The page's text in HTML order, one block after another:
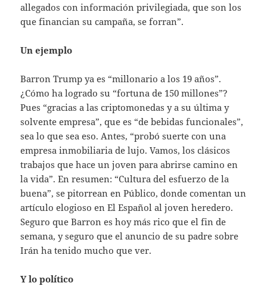
allegados con información privilegiada, que son los
que financian su campaña, se forran”.
Un ejemplo
Barron Trump ya es “millonario a los 19 años”.
¿Cómo ha logrado su “fortuna de 150 millones”?
Pues “gracias a las criptomonedas y a su última y
solvente empresa”, que es “de bebidas funcionales”,
sea lo que sea eso. Antes, “probó suerte con una
empresa inmobiliaria de lujo. Vamos, los clásicos
trabajos que hace un joven para abrirse camino en
la vida”. En resumen: “Cultura del esfuerzo de la
buena”, se pitorrean en Público, donde comentan un
artículo elogioso en El Español al joven heredero.
Seguro que Barron es hoy más rico que el fin de
semana, y seguro que el anuncio de su padre sobre
Irán ha tenido mucho que ver.
Y lo político